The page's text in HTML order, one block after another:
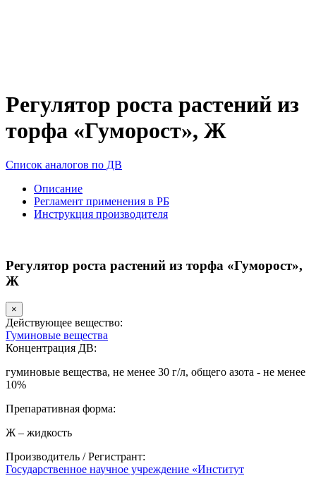
Регулятор роста растений из
торфа «Гуморост», Ж
Список аналогов по ДВ
Описание
Регламент применения в РБ
Инструкция производителя
Регулятор роста растений из торфа «Гуморост»,
Ж
×
Действующее вещество:
Гуминовые вещества
Концентрация ДВ:
гуминовые вещества, не менее 30 г/л, общего азота - не менее
10%
Препаративная форма:
Ж – жидкость
Производитель / Регистрант:
Государственное научное учреждение «Институт